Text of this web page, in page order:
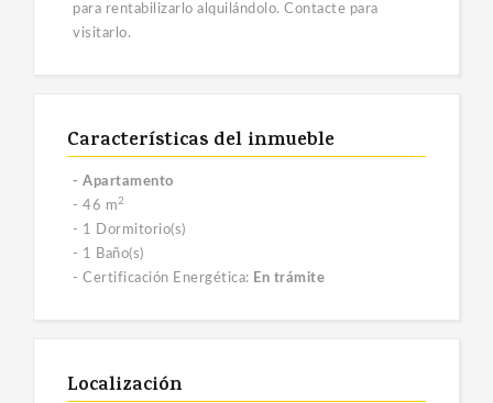
para rentabilizarlo alquilándolo. Contacte para
visitarlo.
Características del inmueble
- Apartamento
- 46 m2
- 1 Dormitorio(s)
- 1 Baño(s)
- Certificación Energética: En trámite
Localización